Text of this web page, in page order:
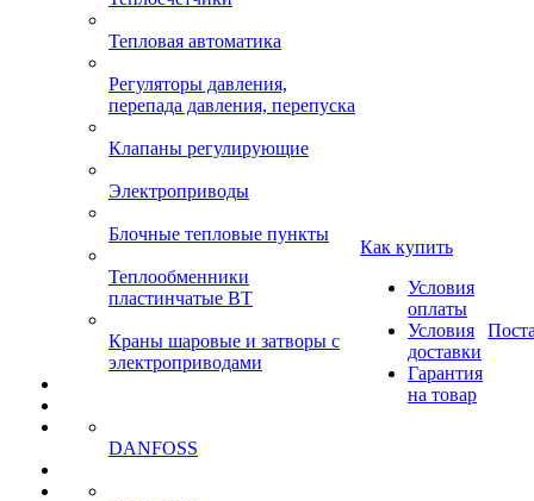
Тепловая автоматика
Регуляторы давления,
перепада давления, перепуска
Клапаны регулирующие
Электроприводы
Блочные тепловые пункты
Теплообменники
пластинчатые ВТ
Краны шаровые и затворы с
электроприводами
DANFOSS
Как купить
Условия
оплаты
Условия
доставки
Гарантия
на товар